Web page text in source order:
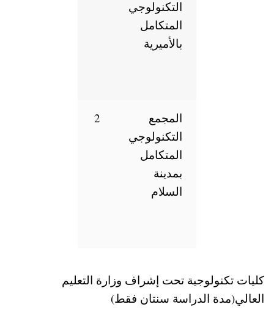
التكنولوجي
التكنولوجي
تحت إشراف وزارة التعليم
الدراسة سنتان فقط)